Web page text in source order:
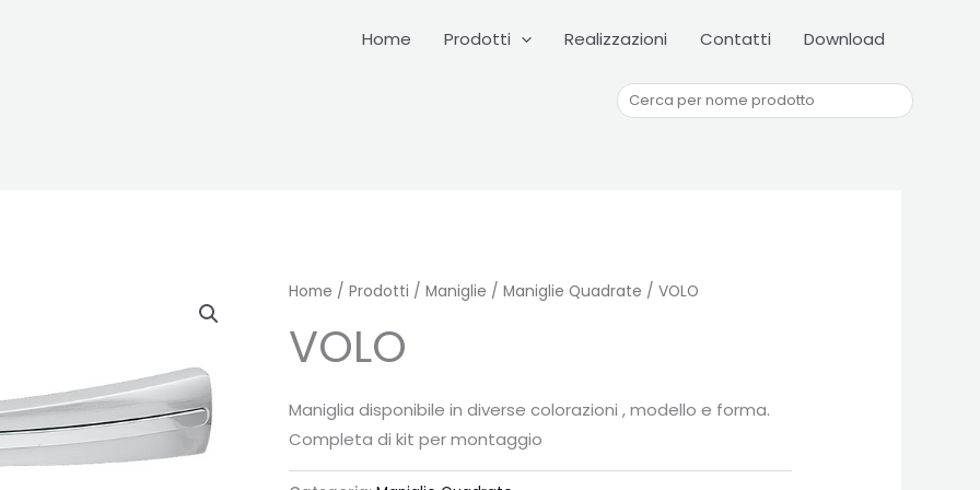
Home Prodotti Realizzazioni Contatti Download
Home / Prodotti / Maniglie / Maniglie Quadrate / VOLO
VOLO
Maniglia disponibile in diverse colorazioni , modello e forma.
Completa di kit per montaggio